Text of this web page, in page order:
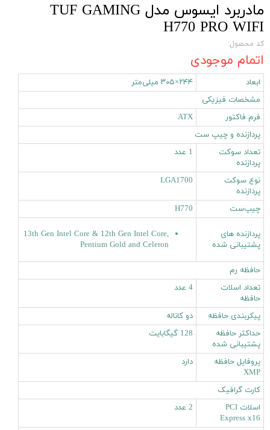
مادربرد ایسوس مدل TUF GAMING
H770 PRO WIFI
کد محصول:
اتمام موجودی
ابعاد
۲۴۴×۳۰۵ میلی‌متر
مشخصات فیزیکی
فرم فاکتور
ATX
پردازنده و چیپ ست
تعداد سوکت
پردازنده
1 عدد
نوع سوکت
پردازنده
LGA1700
چیپ‌ست H770
پردازنده های
پشتیبانی شده
13th Gen Intel Core & 12th Gen Intel Core,
Pentium Gold and Celeron
حافظه رم
تعداد اسلات
حافظه
4 عدد
پیکربندی حافظه
دو کاناله
حداکثر حافظه
پشتیبانی شده
128 گیگابایت
پروفایل حافظه
XMP
دارد
کارت گرافیک
اسلات PCI
Express x16
2 عدد